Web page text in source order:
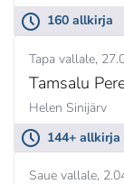
160 allkirja
Tapa vallale
Tamsalu
Helen Sinijärv
144+ allkirja
Saue vallale